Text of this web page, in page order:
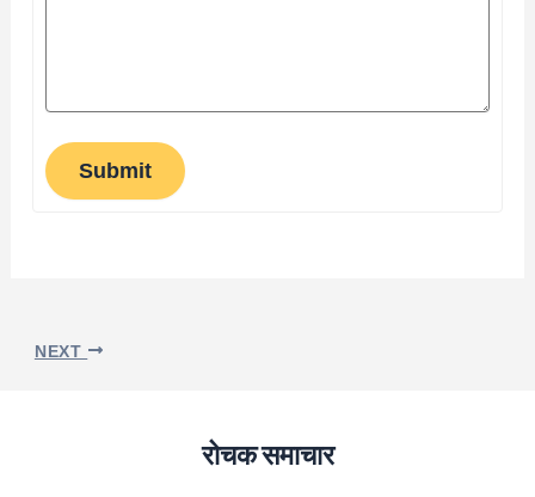
Submit
NEXT
रोचक समाचार